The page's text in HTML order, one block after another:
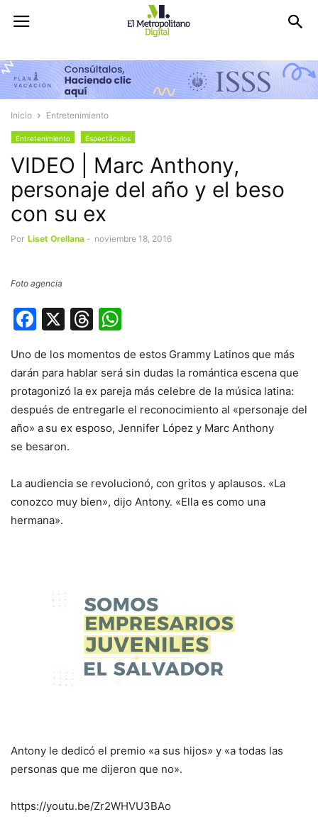
Inicio Entretenimiento
Entretenimiento Espectáculos
VIDEO | Marc Anthony,
personaje del año y el beso
con su ex
Por Liset Orellana - noviembre 18, 2016
Foto agencia
Facebook
X Threads
Uno de los momentos de estos Grammy Latinos que más
darán para hablar será sin dudas la romántica escena que
protagonizó la ex pareja más celebre de la música latina:
después de entregarle el reconocimiento al «personaje del
año» a su ex esposo, Jennifer López y Marc Anthony
se besaron.
La audiencia se revolucionó, con gritos y aplausos. «La
conozco muy bien», dijo Antony. «Ella es como una
hermana».
Antony le dedicó el premio «a sus hijos» y «a todas las
personas que me dijeron que no».
https://youtu.be/Zr2WHVU3BAo